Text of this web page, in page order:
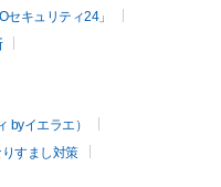
キュリティ24」
byイエラエ）
すまし対策